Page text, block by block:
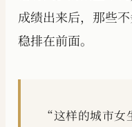
成绩出来后，那些
稳排在前面。
“这样的城市